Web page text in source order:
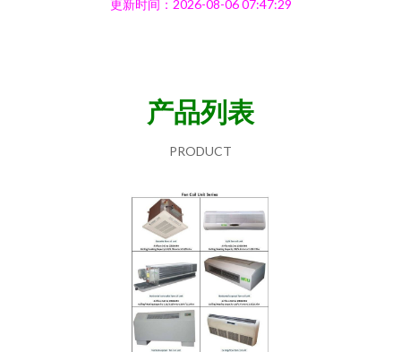
更新时间：2026-08-06 07:47:29
产品列表
PRODUCT